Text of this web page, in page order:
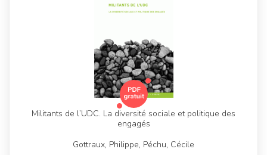
Militants de l’UDC. La diversité sociale et politique des
engagés
Gottraux, Philippe, Péchu, Cécile